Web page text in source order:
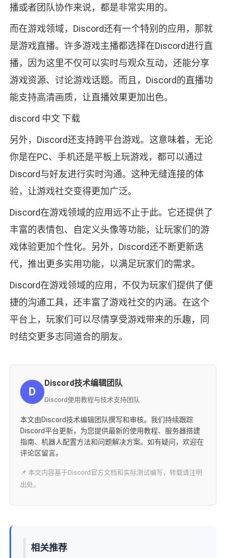
播或者团队协作来说，都是非常实用的。
而在游戏领域，Discord还有一个特别的应用，那就
是游戏直播。许多游戏主播都选择在Discord进行直
播，因为这里不仅可以实时与观众互动，还能分享
游戏资源、讨论游戏话题。而且，Discord的直播功
能支持高清画质，让直播效果更加出色。
discord 中文 下载
另外，Discord还支持跨平台游戏。这意味着，无论
你是在PC、手机还是平板上玩游戏，都可以通过
Discord与好友进行实时沟通。这种无缝连接的体
验，让游戏社交变得更加广泛。
Discord在游戏领域的应用远不止于此。它还提供了
丰富的表情包、自定义头像等功能，让玩家们的游
戏体验更加个性化。另外，Discord还不断更新迭
代，推出更多实用功能，以满足玩家们的需求。
Discord在游戏领域的应用，不仅为玩家们提供了便
捷的沟通工具，还丰富了游戏社交的内涵。在这个
平台上，玩家们可以尽情享受游戏带来的乐趣，同
时结交更多志同道合的朋友。
D
Discord技术编辑团队
Discord使用教程与技术支持团队
本文由Discord技术编辑团队撰写和审核。我们持续跟踪
Discord平台更新，为您提供最新的使用教程、服务器搭建
指南、机器人配置方法和问题解决方案。如有疑问，欢迎在
评论区留言。
📌 本文内容基于Discord官方文档和实际测试编写，转载请注明
出处。
相关推荐